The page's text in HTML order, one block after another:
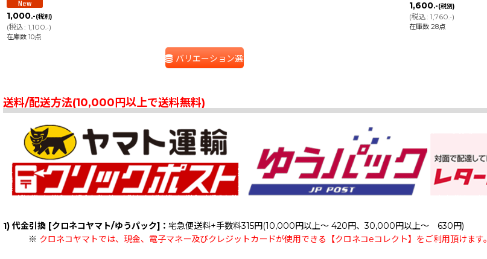
1,000.-(税別)
(税込: 1,100.-)
在庫数 10点
バリエーション選択
1,600.-(税別)
(税込: 1,760.-)
在庫数 28点
送料/配送方法(10,000円以上で送料無料)
1) 代金引換 [クロネコヤマト/ゆうパック]： 宅急便送料+手数料315円(10,000円以上～ 420円、30,000円以上～ 630円)
※ クロネコヤマトでは、現金、電子マネー及びクレジットカードが使用できる【クロネコeコレクト】をご利用頂けます。